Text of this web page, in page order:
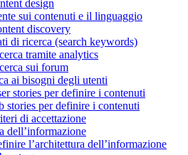
design
sui contenuti e il linguaggio
discovery
di ricerca (search keywords)
tramite analytics
sui forum
ai bisogni degli utenti
stories per definire i contenuti
stories per definire i contenuti
di accettazione
dell’informazione
l’architettura dell’informazione